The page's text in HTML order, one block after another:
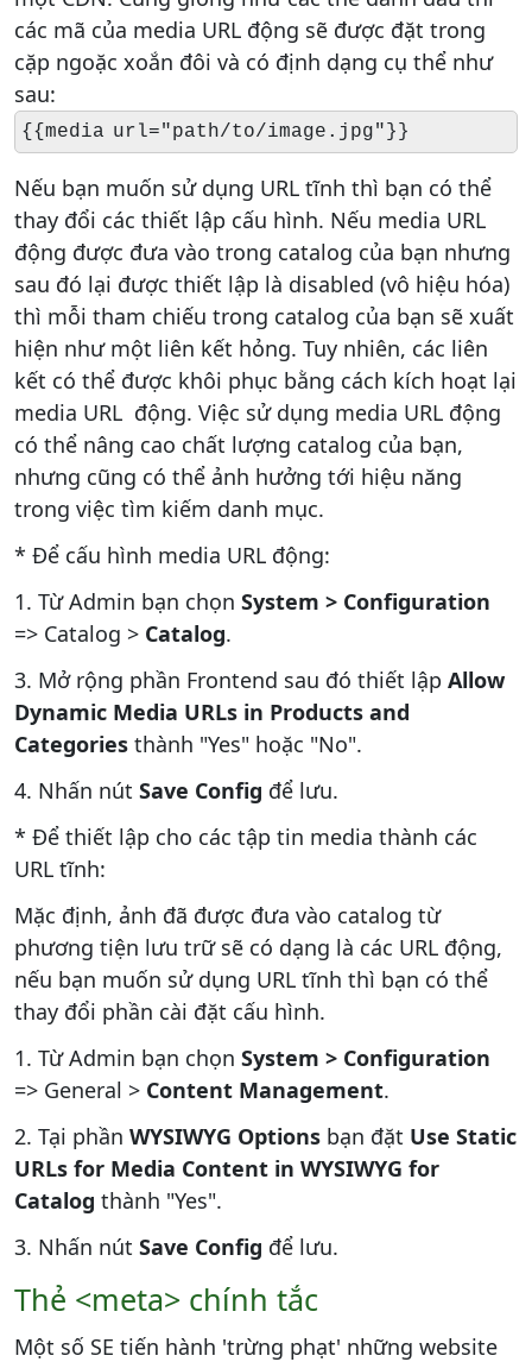
các mã của media URL động sẽ được đặt trong
cặp ngoặc xoắn đôi và có định dạng cụ thể như
sau:
{{media url="path/to/image.jpg"}}
Nếu bạn muốn sử dụng URL tĩnh thì bạn có thể
thay đổi các thiết lập cấu hình. Nếu media URL
động được đưa vào trong catalog của bạn nhưng
sau đó lại được thiết lập là disabled (vô hiệu hóa)
thì mỗi tham chiếu trong catalog của bạn sẽ xuất
hiện như một liên kết hỏng. Tuy nhiên, các liên
kết có thể được khôi phục bằng cách kích hoạt lại
media URL động. Việc sử dụng media URL động
có thể nâng cao chất lượng catalog của bạn,
nhưng cũng có thể ảnh hưởng tới hiệu năng
trong việc tìm kiếm danh mục.
* Để cấu hình media URL động:
1. Từ Admin bạn chọn System > Configuration
=> Catalog > Catalog.
3. Mở rộng phần Frontend sau đó thiết lập Allow
Dynamic Media URLs in Products and
Categories thành "Yes" hoặc "No".
4. Nhấn nút Save Config để lưu.
* Để thiết lập cho các tập tin media thành các
URL tĩnh:
Mặc định, ảnh đã được đưa vào catalog từ
phương tiện lưu trữ sẽ có dạng là các URL động,
nếu bạn muốn sử dụng URL tĩnh thì bạn có thể
thay đổi phần cài đặt cấu hình.
1. Từ Admin bạn chọn System > Configuration
=> General > Content Management.
2. Tại phần WYSIWYG Options bạn đặt Use Static
URLs for Media Content in WYSIWYG for
Catalog thành "Yes".
3. Nhấn nút Save Config để lưu.
Thẻ <meta> chính tắc
Một số SE tiến hành 'trừng phạt' những website